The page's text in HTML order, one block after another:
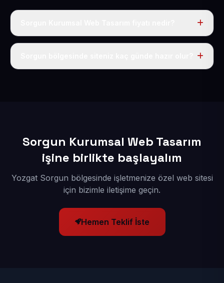
Tek fiyat uygulanır: yıllık 50 USD + KDV. Bu bedele alan
Sorgun Kurumsal Web Tasarım
işine birlikte başlayalım
Yozgat Sorgun bölgesinde işletmenize özel web sitesi
için bizimle iletişime geçin.
Hemen Teklif İste